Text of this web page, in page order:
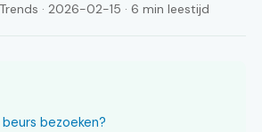
· 2026-02-15 · 6 min leestijd
bezoeken?